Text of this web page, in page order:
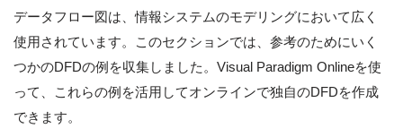
データフロー図は、情報システムのモデリングにおいて広く
使用されています。このセクションでは、参考のためにいく
つかのDFDの例を収集しました。Visual Paradigm Onlineを使
って、これらの例を活用してオンラインで独自のDFDを作成
できます。